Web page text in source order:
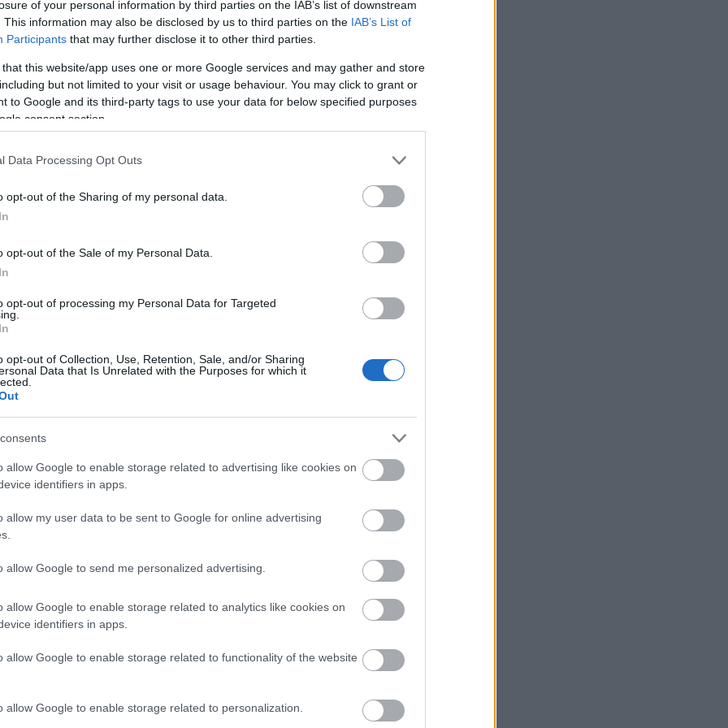
of your personal information by third parties on the IAB’s list of downstream
This information may also be disclosed by us to third parties on the IAB’s List of
Participants that may further disclose it to other third parties.
that this website/app uses one or more Google services and may gather and store
but not limited to your visit or usage behaviour. You may click to grant or
to Google and its third-party tags to use your data for below specified purposes
consent section.
Data Processing Opt Outs
opt-out of the Sharing of my personal data.
opt-out of the Sale of my Personal Data.
opt-out of processing my Personal Data for Targeted
opt-out of Collection, Use, Retention, Sale, and/or Sharing
Data that Is Unrelated with the Purposes for which it
allow Google to enable storage related to advertising like cookies on
identifiers in apps.
allow my user data to be sent to Google for online advertising
allow Google to send me personalized advertising.
allow Google to enable storage related to analytics like cookies on
identifiers in apps.
allow Google to enable storage related to functionality of the website
allow Google to enable storage related to personalization.
παραπάνω λόγο για να πειστείτε πως ο διάσημος
τίτλο, ένα πρόσφατο viral tweet έρχεται να σας το
φορά έγινε αντικείμενο λατρείας και θαυμασμού στα
απάντησε σε όλες τις ερωτήσεις ενός μικρού
μετά από πτήση οκτώ και κάτι ωρών από το
τον τηλεοπτικό παραγωγό,
Pitt πιστεύει ότι πάσχει από
- Τι είναι η «τύφλωση
flight from London to NYC today. A
at baggage & then began to fire
Keanu happily responded to
T7m7PciL5C
July 4, 2022